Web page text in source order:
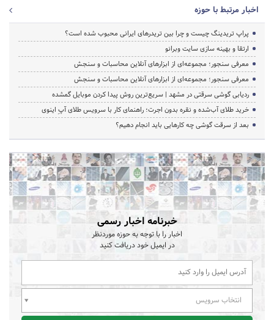
اخبار مرتبط با حوزه
پراپ تریدینگ چیست و چرا بین تریدرهای ایرانی محبوب شده است؟
ارتقا و بهینه سازی سایت وبرانو
معرفی سنجور؛ مجموعه‌ای از ابزارهای آنلاین محاسبات و سنجش
معرفی سنجور؛ مجموعه‌ای از ابزارهای آنلاین محاسبات و سنجش
ردیابی گوشی سرقتی در مشهد | سریع‌ترین روش پیدا کردن موبایل گمشده
خرید طلای آب‌شده و نقره بدون اجرت؛ راهنمای کار با سرویس طلای آپِ اینوی
بعد از سرقت گوشی چه کارهایی باید انجام دهیم؟
خبرنامه اخبار رسمی
اخبار را با توجه به حوزه موردنظر
در ایمیل خود دریافت کنید
انتخاب سرویس